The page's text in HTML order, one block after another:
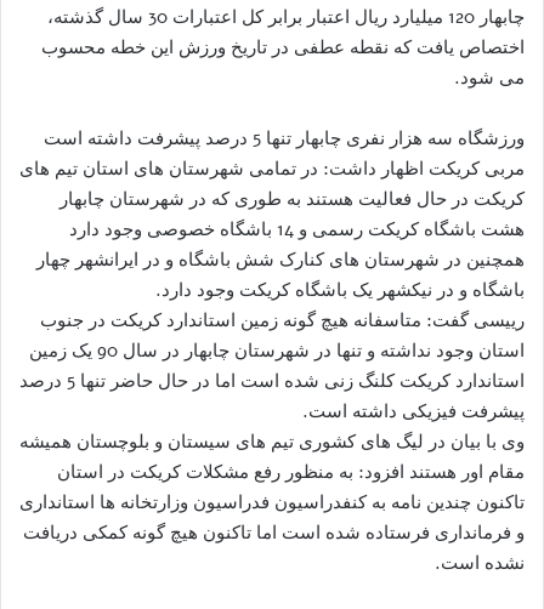
چابهار 120 میلیارد ریال اعتبار برابر کل اعتبارات 30 سال گذشته،
اختصاص یافت که نقطه عطفی در تاریخ ورزش این خطه محسوب
می شود.
ورزشگاه سه هزار نفری چابهار تنها 5 درصد پیشرفت داشته است
مربی کریکت اظهار داشت: در تمامی شهرستان های استان تیم های
کریکت در حال فعالیت هستند به طوری که در شهرستان چابهار
هشت باشگاه کریکت رسمی و 14 باشگاه خصوصی وجود دارد
همچنین در شهرستان های کنارک شش باشگاه و در ایرانشهر چهار
باشگاه و در نیکشهر یک باشگاه کریکت وجود دارد.
رییسی گفت: متاسفانه هیچ گونه زمین استاندارد کریکت در جنوب
استان وجود نداشته و تنها در شهرستان چابهار در سال 90 یک زمین
استاندارد کریکت کلنگ زنی شده است اما در حال حاضر تنها 5 درصد
پیشرفت فیزیکی داشته است.
وی با بیان در لیگ های کشوری تیم های سیستان و بلوچستان همیشه
مقام اور هستند افزود: به منظور رفع مشکلات کریکت در استان
تاکنون چندین نامه به کنفدراسیون فدراسیون وزارتخانه ها استانداری
و فرمانداری فرستاده شده است اما تاکنون هیچ گونه کمکی دریافت
نشده است.